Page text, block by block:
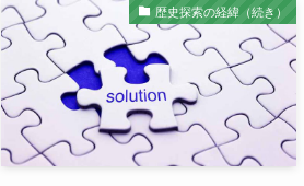
歴史探索の経緯（続き）